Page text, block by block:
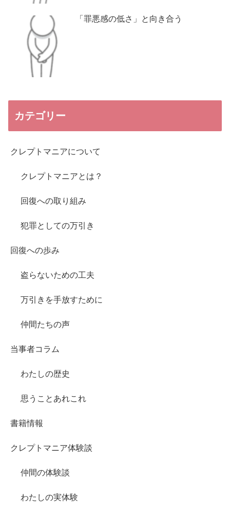
「罪悪感の低さ」と向き合う
カテゴリー
クレプトマニアについて
クレプトマニアとは？
回復への取り組み
犯罪としての万引き
回復への歩み
盗らないための工夫
万引きを手放すために
仲間たちの声
当事者コラム
わたしの歴史
思うことあれこれ
書籍情報
クレプトマニア体験談
仲間の体験談
わたしの実体験